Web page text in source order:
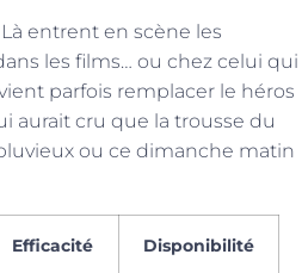
entrent en scène les
les films… ou chez celui qui
parfois remplacer le héros
aurait cru que la trousse du
ou ce dimanche matin
Efficacité Disponibilité